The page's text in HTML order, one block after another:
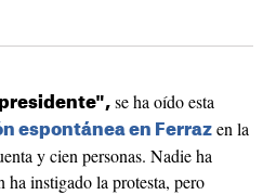
presidente",se ha oído esta
espontánea en Ferrazen la
y cien personas. Nadie ha
ha instigado la protesta, pero